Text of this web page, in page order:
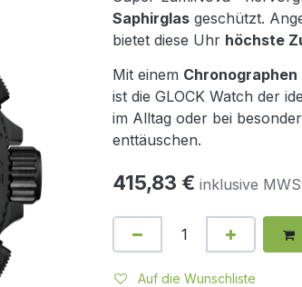
Saphirglas geschützt.
bietet diese Uhr höchste
Mit einem Chronographen
ist die GLOCK Watch der
im Alltag oder bei
enttäuschen.
415,83 € inklusive
Auf die Wunschliste